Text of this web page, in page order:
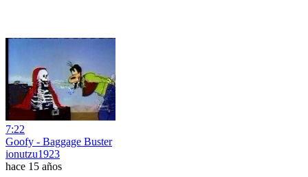
7:22
Goofy - Baggage Buster
ionutzu1923
hace 15 años